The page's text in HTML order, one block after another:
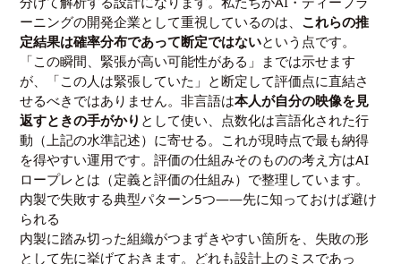
ーニングの開発企業として重視しているのは、 これらの推
定結果は確率分布であって断定ではないという点です。
「この瞬間、緊張が高い可能性がある」までは示せます
が、「この人は緊張していた」と断定して評価点に直結さ
せるべきではありません。非言語は本人が自分の映像を見
返すときの手がかり として使い、点数化は言語化された行
動（上記の水準記述）に寄せる。これが現時点で最も納得
を得やすい運用です。評価の仕組みそのものの考え方はAI
ロープレとは（定義と評価の仕組み） で整理しています。
内製で失敗する典型パターン5つ——先に知っておけば避け
られる
内製に踏み切った組織がつまずきやすい箇所を、失敗の形
として先に挙げておきます。どれも設計上のミスであっ